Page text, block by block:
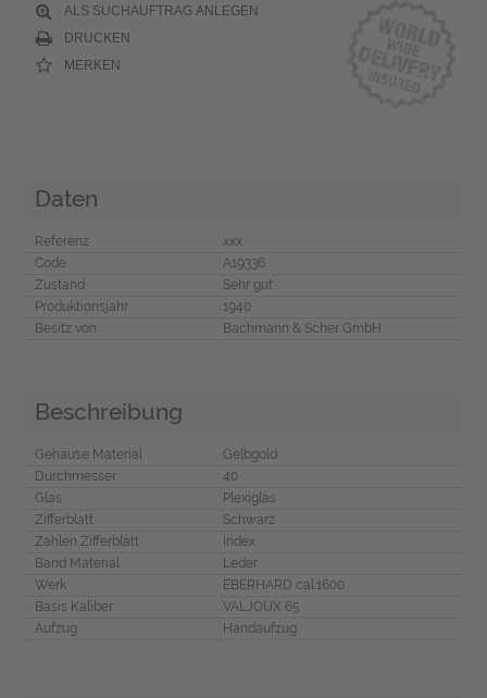
ALS SUCHAUFTRAG ANLEGEN
DRUCKEN
MERKEN
Daten
Referenz
xxx
Code
A19336
Zustand
Sehr gut
Produktionsjahr
1940
Besitz von
Bachmann & Scher GmbH
Beschreibung
Gehäuse Material
Gelbgold
Durchmesser
40
Glas
Plexiglas
Zifferblatt
Schwarz
Zahlen Zifferblatt
Index
Band Material
Leder
Werk
EBERHARD cal.1600
Basis Kaliber
VALJOUX 65
Aufzug
Handaufzug